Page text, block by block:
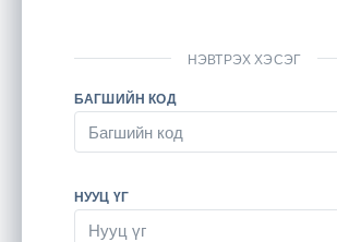
НЭВТРЭХ ХЭСЭГ
БАГШИЙН КОД
НУУЦ ҮГ